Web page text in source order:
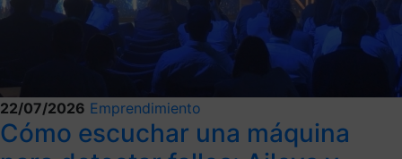
22/07/2026 Emprendimiento
Cómo escuchar una máquina